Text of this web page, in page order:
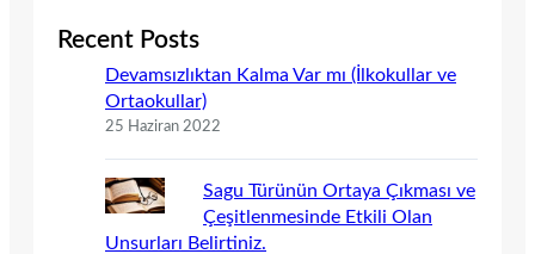
Recent Posts
Devamsızlıktan Kalma Var mı (İlkokullar ve
Ortaokullar)
25 Haziran 2022
Sagu Türünün Ortaya Çıkması ve
Çeşitlenmesinde Etkili Olan
Unsurları Belirtiniz.